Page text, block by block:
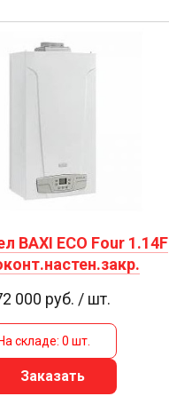
BAXI ECO Four 1.14F
000 руб. / шт.
На складе: 0 шт.
Заказать